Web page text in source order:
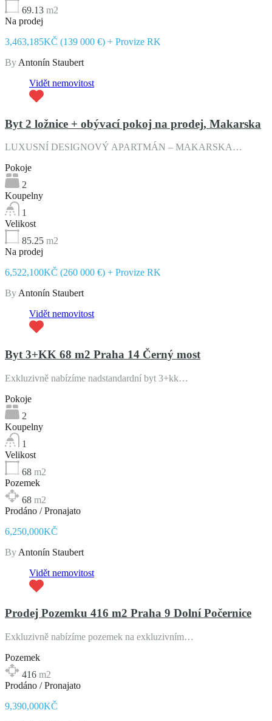
69.13 m2
Na prodej
3,463,185KČ (139 000 €) + Provize RK
By Antonín Staubert
Vidět nemovitost
Byt 2 ložnice + obývací pokoj na prodej, Makarska
LUXUSNÍ DESIGNOVÝ APARTMÁN – MAKARSKA…
Pokoje
2
Koupelny
1
Velikost
85.25 m2
Na prodej
6,522,100KČ (260 000 €) + Provize RK
By Antonín Staubert
Vidět nemovitost
Byt 3+KK 68 m2 Praha 14 Černý most
Exkluzivně nabízíme nadstandardní byt 3+kk…
Pokoje
2
Koupelny
1
Velikost
68 m2
Pozemek
68 m2
Prodáno / Pronajato
6,250,000KČ
By Antonín Staubert
Vidět nemovitost
Prodej Pozemku 416 m2 Praha 9 Dolní Počernice
Exkluzivně nabízíme pozemek na exkluzivním…
Pozemek
416 m2
Prodáno / Pronajato
9,390,000KČ